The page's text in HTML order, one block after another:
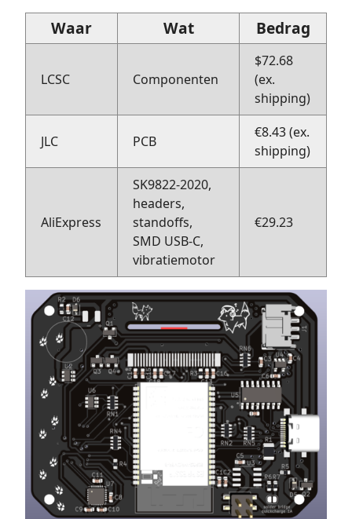
Waar Wat Bedrag
LCSC Componenten
$72.68
(ex.
shipping)
JLC PCB
€8.43 (ex.
shipping)
AliExpress
SK9822-2020,
headers,
standoffs,
SMD USB-C,
vibratiemotor
€29.23